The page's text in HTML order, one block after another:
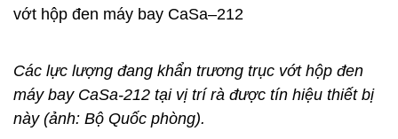
vớt hộp đen máy bay CaSa–212
Các lực lượng đang khẩn trương trục vớt hộp đen
máy bay CaSa-212 tại vị trí rà được tín hiệu thiết bị
này (ảnh: Bộ Quốc phòng).